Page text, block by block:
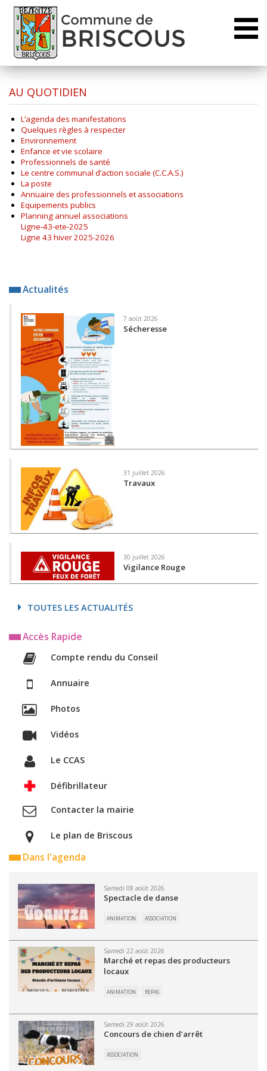
AU QUOTIDIEN
L’agenda des manifestations
Quelques règles à respecter
Environnement
Enfance et vie scolaire
Professionnels de santé
Le centre communal d’action sociale (C.C.A.S.)
La poste
Annuaire des professionnels et associations
Equipements publics
Planning annuel associations
Ligne-43-ete-2025
Ligne 43 hiver 2025-2026
Actualités
7 août 2026
Sécheresse
31 juillet 2026
Travaux
30 juillet 2026
Vigilance Rouge
TOUTES LES ACTUALITÉS
Accès Rapide
Compte rendu du Conseil
Annuaire
Photos
Vidéos
Le CCAS
Défibrillateur
Contacter la mairie
Le plan de Briscous
Dans l'agenda
Samedi 08 août 2026
Spectacle de danse
ANIMATION ASSOCIATION
Samedi 22 août 2026
Marché et repas des producteurs
locaux
ANIMATION REPAS
Samedi 29 août 2026
Concours de chien d’arrêt
ASSOCIATION